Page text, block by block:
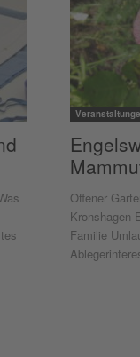
Offener
Kronshagen
Familie